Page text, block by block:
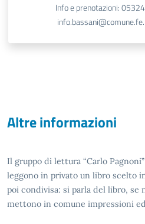
Info e prenotazioni:
Altre informazioni
Il gruppo di lettura “Carlo
leggono in privato un libro scelto
poi condivisa: si parla del libro, se
mettono in comune impressioni